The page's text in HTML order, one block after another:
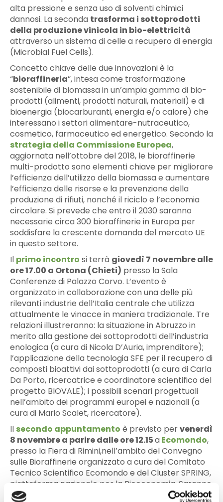
alta pressione e senza uso di solventi chimici
dannosi. La seconda trasforma i sottoprodotti
della produzione vinicola in bio-elettricità
attraverso un sistema di celle a recupero di energia
(Microbial Fuel Cells).
Concetto chiave delle due innovazioni è la
“bioraffineria”, intesa come trasformazione
sostenibile di biomassa in un’ampia gamma di bio-
prodotti (alimenti, prodotti naturali, materiali) e di
bioenergia (biocarburanti, energia e/o calore) che
interessano i settori alimentare-nutraceutico,
cosmetico, farmaceutico ed energetico. Secondo la
strategia della Commissione Europea,
aggiornata nell’ottobre del 2018, le bioraffinerie
multi-prodotto sono elementi chiave per migliorare
l’efficienza dell’utilizzo della biomassa e aumentare
l’efficienza delle risorse e la prevenzione della
produzione di rifiuti, nonché il riciclo e l’economia
circolare. Si prevede che entro il 2030 saranno
necessarie circa 300 bioraffinerie in Europa per
soddisfare la crescente domanda del mercato UE
in questo settore.
Il primo incontro si terrà giovedì 7 novembre alle
ore 17.00 a Ortona (Chieti) presso la Sala
Conferenze di Palazzo Corvo. L’evento è
organizzato in collaborazione con una delle più
rilevanti industrie dell’Italia centrale che utilizza
attualmente le vinacce in maniera tradizionale. Tre
relazioni illustreranno: la situazione in Abruzzo in
merito alla gestione dei sottoprodotti dell’industria
enologica (a cura di Nicola D’Auria, imprenditore);
l’applicazione della tecnologia SFE per il recupero di
composti bioattivi dai sottoprodotti (a cura di Carla
Da Porto, ricercatrice e coordinatore scientifico del
progetto BIOVALE); i possibili scenari progettuali
nell’ambito dei programmi europei e nazionali (a
cura di Mario Scalet, ricercatore).
Il secondo appuntamento è previsto pervenerdì
8 novembre a parire dalle ore 12.15aEcomondo,
presso la Fiera di Rimini,nell’ambito del Convegno
sulle Bioraffinerie organizzato a cura del Comitato
Tecnico Scientifico Ecomondo e del Cluster SPRING,
piattaforma nazionale per la Bioeconomia. Saranno
illustrati l’applicazione della tecnologia SFE nei